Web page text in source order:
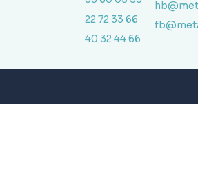
22 72 33 66
40 32 44 66